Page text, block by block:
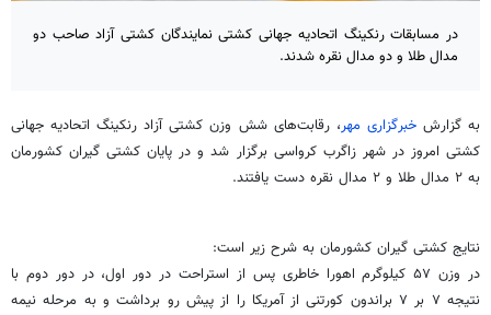
در مسابقات رنکینگ اتحادیه جهانی کشتی نمایندگان کشتی آزاد صاحب دو
مدال طلا و دو مدال نقره شدند.
به گزارش خبرگزاری مهر، رقابت‌های شش وزن کشتی آزاد رنکینگ اتحادیه جهانی
کشتی امروز در شهر زاگرب کرواسی برگزار شد و در پایان کشتی گیران کشورمان
به ۲ مدال طلا و ۲ مدال نقره دست یافتند.
نتایج کشتی گیران کشورمان به شرح زیر است:
در وزن ۵۷ کیلوگرم اهورا خاطری پس از استراحت در دور اول، در دور دوم با
نتیجه ۷ بر ۷
براندون کورتنیاز آمریکا را از پیش رو برداشت و به مرحله نیمه